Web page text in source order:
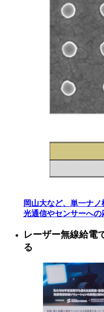
岡山大など、単一ナ
光通信やセンサーへの
レーザー無線給電
る